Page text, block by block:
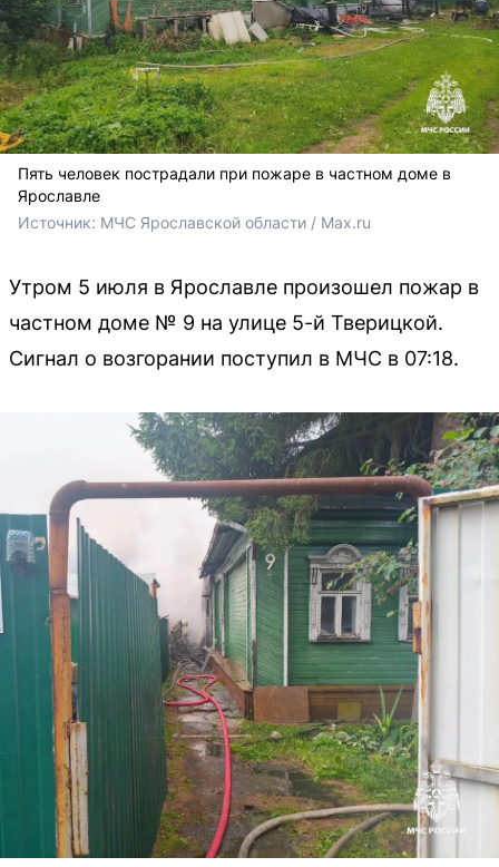
Пять человек пострадали при пожаре в частном доме в
Ярославле
Источник: МЧС Ярославской области / Мах.ru
Утром 5 июля в Ярославле произошел пожар в
частном доме № 9 на улице 5-й Тверицкой.
Сигнал о возгорании поступил в МЧС в 07:18.